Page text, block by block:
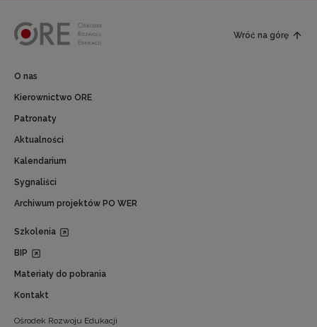
Wróć na górę
O nas
Kierownictwo ORE
Patronaty
Aktualności
Kalendarium
Sygnaliści
Archiwum projektów PO WER
Szkolenia
BIP
Materiały do pobrania
Kontakt
Ośrodek Rozwoju Edukacji